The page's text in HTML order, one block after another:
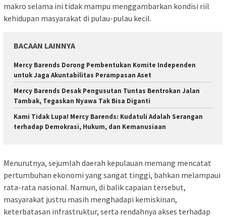
makro selama ini tidak mampu menggambarkan kondisi riil
kehidupan masyarakat di pulau-pulau kecil.
BACAAN LAINNYA
Mercy Barends Dorong Pembentukan Komite Independen
untuk Jaga Akuntabilitas Perampasan Aset
Mercy Barends Desak Pengusutan Tuntas Bentrokan Jalan
Tambak, Tegaskan Nyawa Tak Bisa Diganti
Kami Tidak Lupa! Mercy Barends: Kudatuli Adalah Serangan
terhadap Demokrasi, Hukum, dan Kemanusiaan
Menurutnya, sejumlah daerah kepulauan memang mencatat
pertumbuhan ekonomi yang sangat tinggi, bahkan melampaui
rata-rata nasional. Namun, di balik capaian tersebut,
masyarakat justru masih menghadapi kemiskinan,
keterbatasan infrastruktur, serta rendahnya akses terhadap